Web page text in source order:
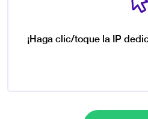
¡Haga clic/toque la IP